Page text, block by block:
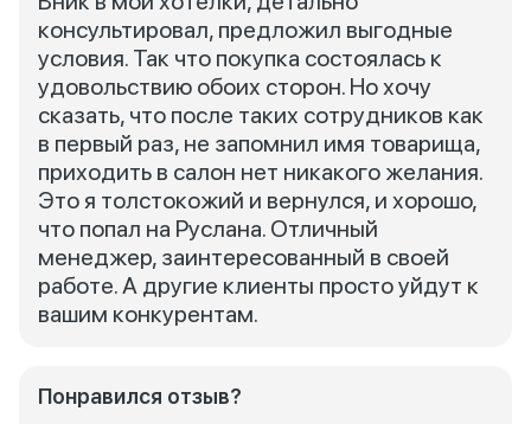
консультировал, предложил выгодные
условия. Так что покупка состоялась к
удовольствию обоих сторон. Но хочу
сказать, что после таких сотрудников как
в первый раз, не запомнил имя товарища,
приходить в салон нет никакого желания.
Это я толстокожий и вернулся, и хорошо,
что попал на Руслана. Отличный
менеджер, заинтересованный в своей
работе. А другие клиенты просто уйдут к
вашим конкурентам.
Понравился отзыв?